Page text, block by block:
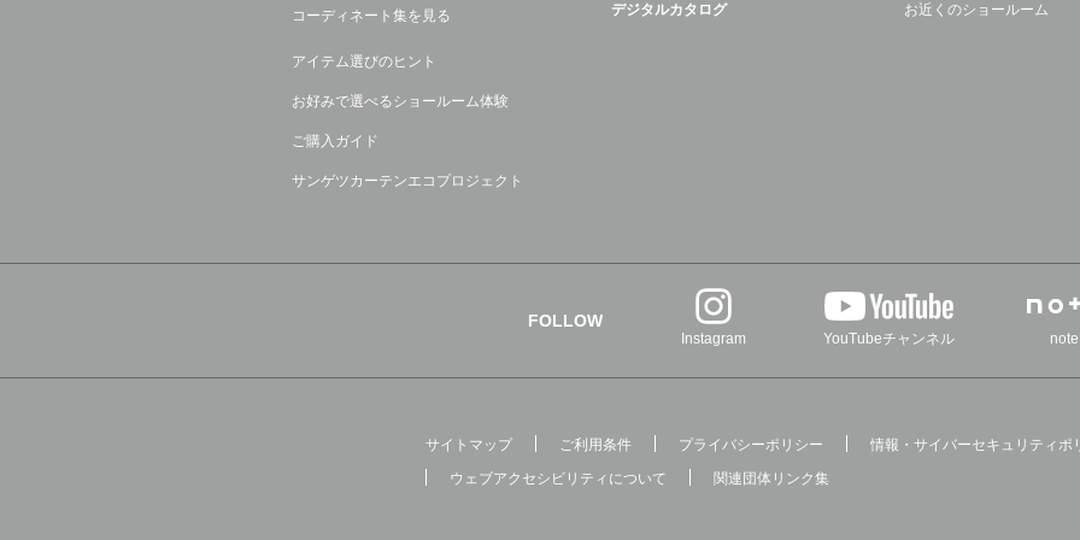
コーディネート集を見る
アイテム選びのヒント
お好みで選べるショールーム体験
ご購入ガイド
サンゲツカーテンエコプロジェクト
デジタルカタログ お近くのショールーム
FOLLOW
Instagram YouTubeチャンネル note
サイトマップ ご利用条件 プライバシーポリシー
情報・サイバーセキュリティポ
ウェブアクセシビリティについて
関連団体リンク集